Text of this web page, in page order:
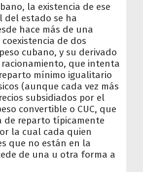
la existencia de ese
del estado se ha
hace más de una
de dos
cubano, y su derivado
que intenta
mínimo igualitario
(aunque cada vez más
subsidiados por el
convertible o CUC, que
de reparto típicamente
la cual cada quien
que no están en la
de una u otra forma a